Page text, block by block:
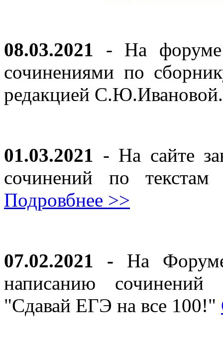
08.03.2021 - На форуме
сочинениями по
редакцией
01.03.2021 - На сайте
сочинений по
Подровбнее >>
07.02.2021 - На
написанию
"Сдавай ЕГЭ на все 100!"